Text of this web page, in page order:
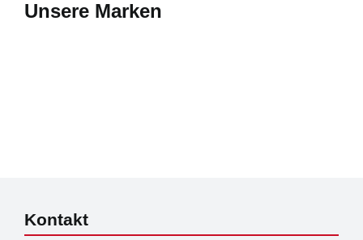
Unsere Marken
Kontakt